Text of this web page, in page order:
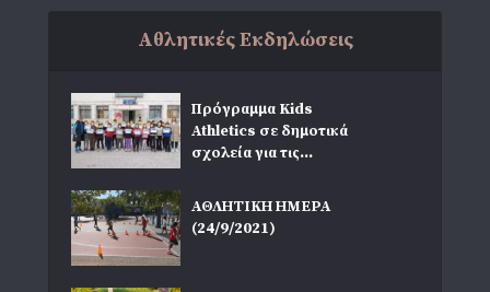
Αθλητικές Εκδηλώσεις
Πρόγραμμα Kids
Athletics σε δημοτικά
σχολεία για τις...
ΑΘΛΗΤΙΚΗ ΗΜΕΡΑ
(24/9/2021)